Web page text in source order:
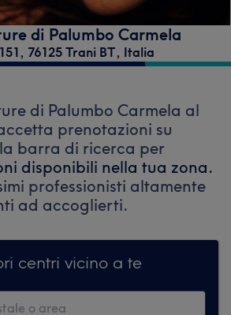
di Palumbo Carmela
76125 Trani BT, Italia
di Palumbo Carmela al
prenotazioni su
barra di ricerca per
disponibili nella tua zona.
professionisti altamente
ad accoglierti.
centri vicino a te